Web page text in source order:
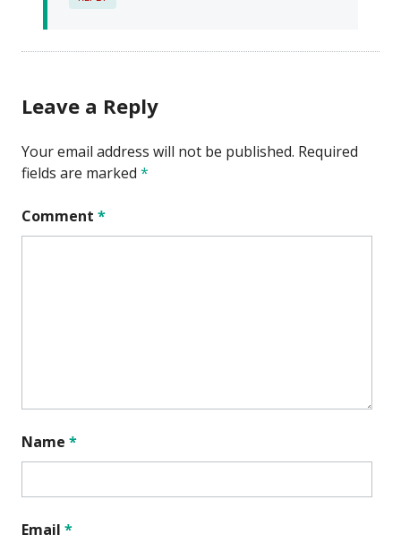
Leave a Reply
Your email address will not be published. Required
fields are marked *
Comment *
Name *
Email *